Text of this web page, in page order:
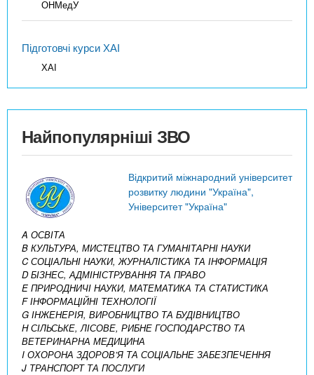
ОНМедУ
Підготовчі курси ХАІ
ХАІ
Найпопулярніші ЗВО
Відкритий міжнародний університет
розвитку людини "Україна",
Університет "Україна"
A ОСВІТА
B КУЛЬТУРА, МИСТЕЦТВО ТА ГУМАНІТАРНІ НАУКИ
C СОЦІАЛЬНІ НАУКИ, ЖУРНАЛІСТИКА ТА ІНФОРМАЦІЯ
D БІЗНЕС, АДМІНІСТРУВАННЯ ТА ПРАВО
E ПРИРОДНИЧІ НАУКИ, МАТЕМАТИКА ТА СТАТИСТИКА
F ІНФОРМАЦІЙНІ ТЕХНОЛОГІЇ
G ІНЖЕНЕРІЯ, ВИРОБНИЦТВО ТА БУДІВНИЦТВО
H СІЛЬСЬКЕ, ЛІСОВЕ, РИБНЕ ГОСПОДАРСТВО ТА
ВЕТЕРИНАРНА МЕДИЦИНА
I ОХОРОНА ЗДОРОВ’Я ТА СОЦІАЛЬНЕ ЗАБЕЗПЕЧЕННЯ
J ТРАНСПОРТ ТА ПОСЛУГИ